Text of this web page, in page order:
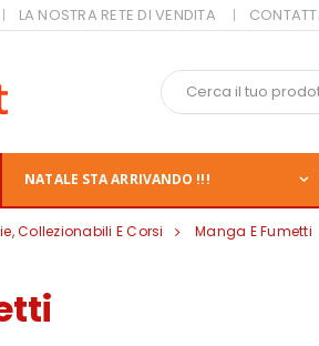
LA NOSTRA RETE DI VENDITA
NATALE STA ARRIVANDO !!!
Collezionabili E Corsi Manga E Fumetti